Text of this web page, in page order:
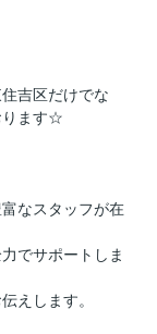
吉区だけでな
ります☆
なスタッフが在
でサポートしま
えします。